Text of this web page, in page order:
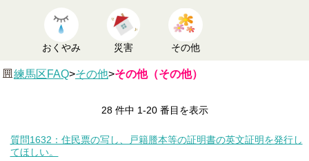
おくやみ 災害 その他
練馬区FAQ>その他>その他（その他）
28 件中 1-20 番目を表示
質問1632：住民票の写し、戸籍謄本等の証明書の英文証明を発行し
てほしい。